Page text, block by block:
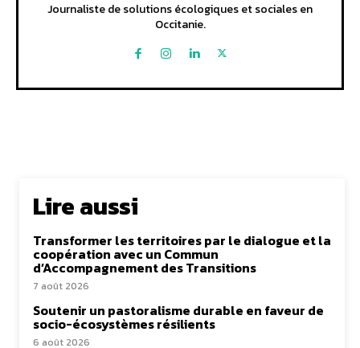
Journaliste de solutions écologiques et sociales en
Occitanie.
Lire aussi
Transformer les territoires par le dialogue et la
coopération avec un Commun
d’Accompagnement des Transitions
7 août 2026
Soutenir un pastoralisme durable en faveur de
socio-écosystèmes résilients
6 août 2026